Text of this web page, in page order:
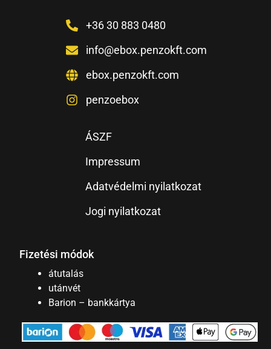
+36 30 883 0480
info@ebox.penzokft.com
ebox.penzokft.com
penzoebox
ÁSZF
Impressum
Adatvédelmi nyilatkozat
Jogi nyilatkozat
Fizetési módok
átutalás
utánvét
Barion – bankkártya